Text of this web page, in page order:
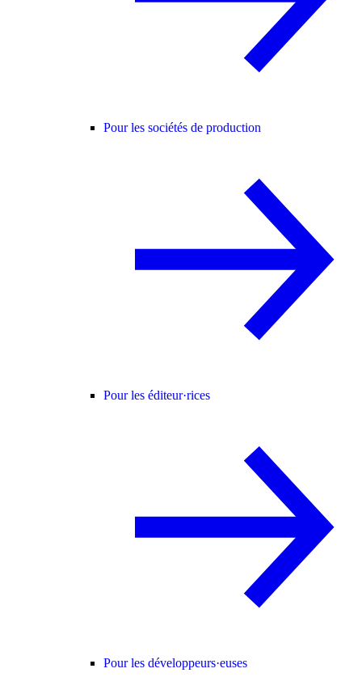
Pour les sociétés de production
Pour les éditeur·rices
Pour les développeurs·euses